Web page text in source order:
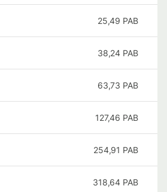
25,49 PAB
38,24 PAB
63,73 PAB
127,46 PAB
254,91 PAB
318,64 PAB